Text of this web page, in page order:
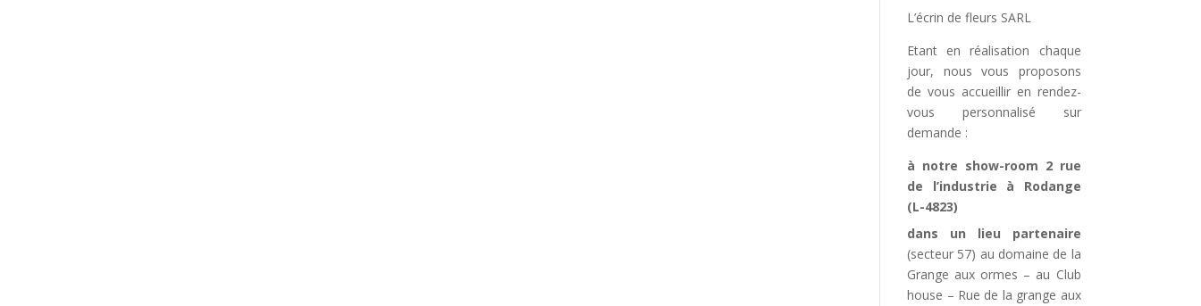
L’écrin de fleurs SARL
Etant en réalisation chaque
jour, nous vous proposons
de vous accueillir en rendez-
vous personnalisé sur
demande :
à notre show-room 2 rue
de l’industrie à Rodange
(L-4823)
dans un lieu partenaire
(secteur 57) au domaine de la
Grange aux ormes – au Club
house – Rue de la grange aux